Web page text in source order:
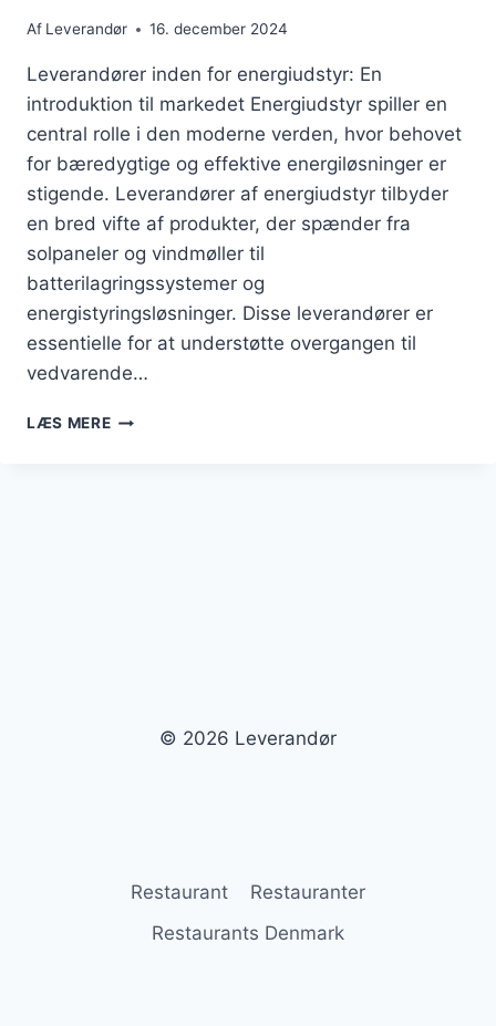
Af Leverandør 16. december 2024
Leverandører inden for energiudstyr: En
introduktion til markedet Energiudstyr spiller en
central rolle i den moderne verden, hvor behovet
for bæredygtige og effektive energiløsninger er
stigende. Leverandører af energiudstyr tilbyder
en bred vifte af produkter, der spænder fra
solpaneler og vindmøller til
batterilagringssystemer og
energistyringsløsninger. Disse leverandører er
essentielle for at understøtte overgangen til
vedvarende…
LÆS MERELEVERANDØRER
© 2026 Leverandør
Restaurant
Restauranter
Restaurants Denmark